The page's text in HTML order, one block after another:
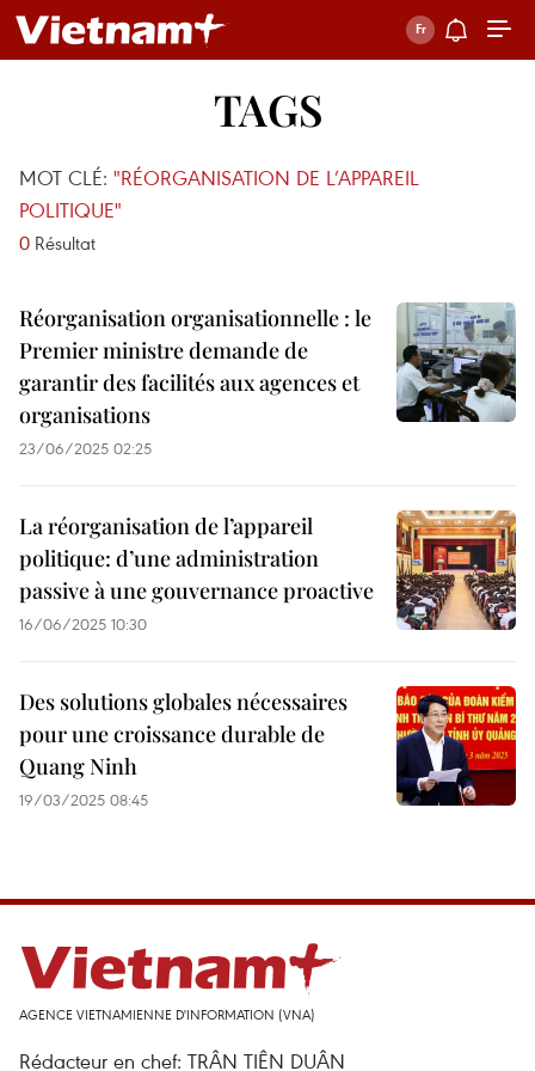
TAGS
MOT CLÉ: "RÉORGANISATION DE L’APPAREIL
POLITIQUE"
0 Résultat
Réorganisation organisationnelle : le
Premier ministre demande de
garantir des facilités aux agences et
organisations
23/06/2025 02:25
La réorganisation de l’appareil
politique: d’une administration
passive à une gouvernance proactive
16/06/2025 10:30
Des solutions globales nécessaires
pour une croissance durable de
Quang Ninh
19/03/2025 08:45
AGENCE VIETNAMIENNE D'INFORMATION (VNA)
Rédacteur en chef: TRÂN TIÊN DUÂN